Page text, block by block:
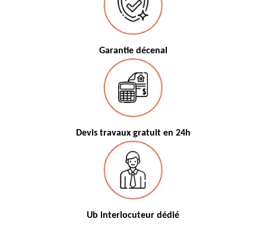
Garantie décenal
Devis travaux gratuit en 24h
Ub interlocuteur dédié